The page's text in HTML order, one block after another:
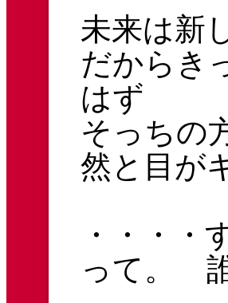
未来は新
だからき
はず
そっちの
然と目が
・・・
って。